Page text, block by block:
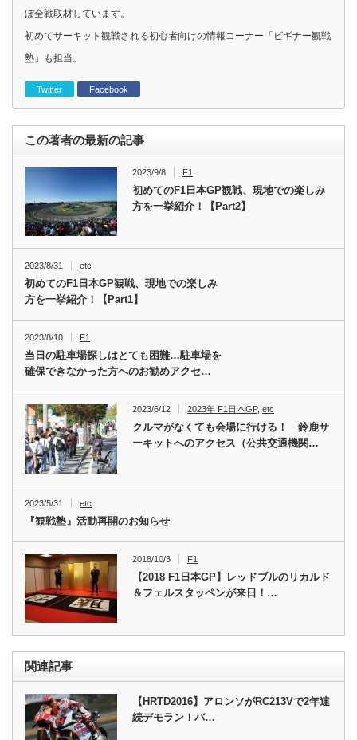
ぼ全戦取材しています。
初めてサーキット観戦される初心者向けの情報コーナー「ビギナー観戦
塾」も担当。
Twitter Facebook
この著者の最新の記事
2023/9/8 F1
初めてのF1日本GP観戦、現地での楽しみ
方を一挙紹介！【Part2】
2023/8/31 etc
初めてのF1日本GP観戦、現地での楽しみ
方を一挙紹介！【Part1】
2023/8/10 F1
当日の駐車場探しはとても困難…駐車場を
確保できなかった方へのお勧めアクセ…
2023/6/12 2023年 F1日本GP,etc
クルマがなくても会場に行ける！ 鈴鹿サ
ーキットへのアクセス（公共交通機関…
2023/5/31 etc
『観戦塾』活動再開のお知らせ
2018/10/3 F1
【2018 F1日本GP】レッドブルのリカルド
＆フェルスタッペンが来日！…
関連記事
【HRTD2016】アロンソがRC213Vで2年連
続デモラン！バ…